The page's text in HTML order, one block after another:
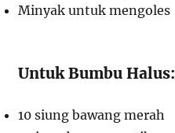
Minyak untuk mengoles
Untuk Bumbu Halus:
10 siung bawang merah